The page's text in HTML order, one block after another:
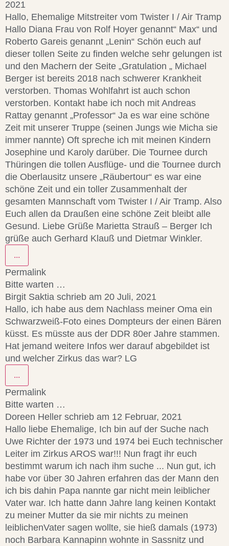
2021
Hallo, Ehemalige Mitstreiter vom Twister I / Air Tramp
Hallo Diana Frau von Rolf Hoyer genannt“ Max“ und
Roberto Gareis genannt „Lenin“ Schön euch auf
dieser tollen Seite zu finden welche sehr gelungen ist
und den Machern der Seite „Gratulation „ Michael
Berger ist bereits 2018 nach schwerer Krankheit
verstorben. Thomas Wohlfahrt ist auch schon
verstorben. Kontakt habe ich noch mit Andreas
Rattay genannt „Professor“ Ja es war eine schöne
Zeit mit unserer Truppe (seinen Jungs wie Micha sie
immer nannte) Oft spreche ich mit meinen Kindern
Josephine und Karoly darüber. Die Tournee durch
Thüringen die tollen Ausflüge- und die Tournee durch
die Oberlausitz unsere „Räubertour“ es war eine
schöne Zeit und ein toller Zusammenhalt der
gesamten Mannschaft vom Twister I / Air Tramp. Also
Euch allen da Draußen eine schöne Zeit bleibt alle
Gesund. Liebe Grüße Marietta Strauß – Berger Ich
grüße auch Gerhard Klauß und Dietmar Winkler.
...
Permalink
Bitte warten …
Birgit Saktia schrieb am 20 Juli, 2021
Hallo, ich habe aus dem Nachlass meiner Oma ein
Schwarzweiß-Foto eines Dompteurs der einen Bären
küsst. Es müsste aus der DDR 80er Jahre stammen.
Hat jemand weitere Infos wer darauf abgebildet ist
und welcher Zirkus das war? LG
...
Permalink
Bitte warten …
Doreen Heller schrieb am 12 Februar, 2021
Hallo liebe Ehemalige, Ich bin auf der Suche nach
Uwe Richter der 1973 und 1974 bei Euch technischer
Leiter im Zirkus AROS war!!! Nun fragt ihr euch
bestimmt warum ich nach ihm suche ... Nun gut, ich
habe vor über 30 Jahren erfahren das der Mann den
ich bis dahin Papa nannte gar nicht mein leiblicher
Vater war. Ich hatte dann Jahre lang keinen Kontakt
zu meiner Mutter da sie mir nichts zu meinen
leiblichenVater sagen wollte, sie hieß damals (1973)
noch Barbara Kannapinn wohnte in Sassnitz und